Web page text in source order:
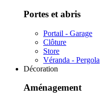
Portes et abris
Portail - Garage
Clôture
Store
Véranda - Pergola
Décoration
Aménagement